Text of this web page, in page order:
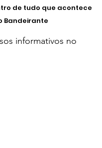
de tudo que acontece
Bandeirante
informativos no